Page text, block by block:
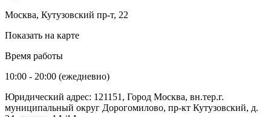
Москва, Кутузовский пр-т, 22
Показать на карте
Время работы
10:00 - 20:00 (ежедневно)
Юридический адрес: 121151, Город Москва, вн.тер.г.
муниципальный округ Дорогомилово, пр-кт Кутузовский, д.